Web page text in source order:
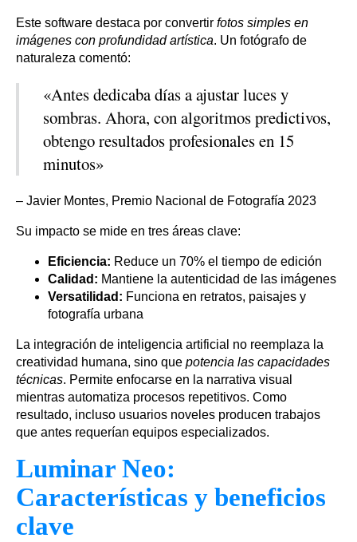
Este software destaca por convertir fotos simples en
imágenes con profundidad artística. Un fotógrafo de
naturaleza comentó:
«Antes dedicaba días a ajustar luces y
sombras. Ahora, con algoritmos predictivos,
obtengo resultados profesionales en 15
minutos»
– Javier Montes, Premio Nacional de Fotografía 2023
Su impacto se mide en tres áreas clave:
Eficiencia: Reduce un 70% el tiempo de edición
Calidad: Mantiene la autenticidad de las imágenes
Versatilidad: Funciona en retratos, paisajes y
fotografía urbana
La integración de inteligencia artificial no reemplaza la
creatividad humana, sino que potencia las capacidades
técnicas. Permite enfocarse en la narrativa visual
mientras automatiza procesos repetitivos. Como
resultado, incluso usuarios noveles producen trabajos
que antes requerían equipos especializados.
Luminar Neo:
Características y beneficios
clave